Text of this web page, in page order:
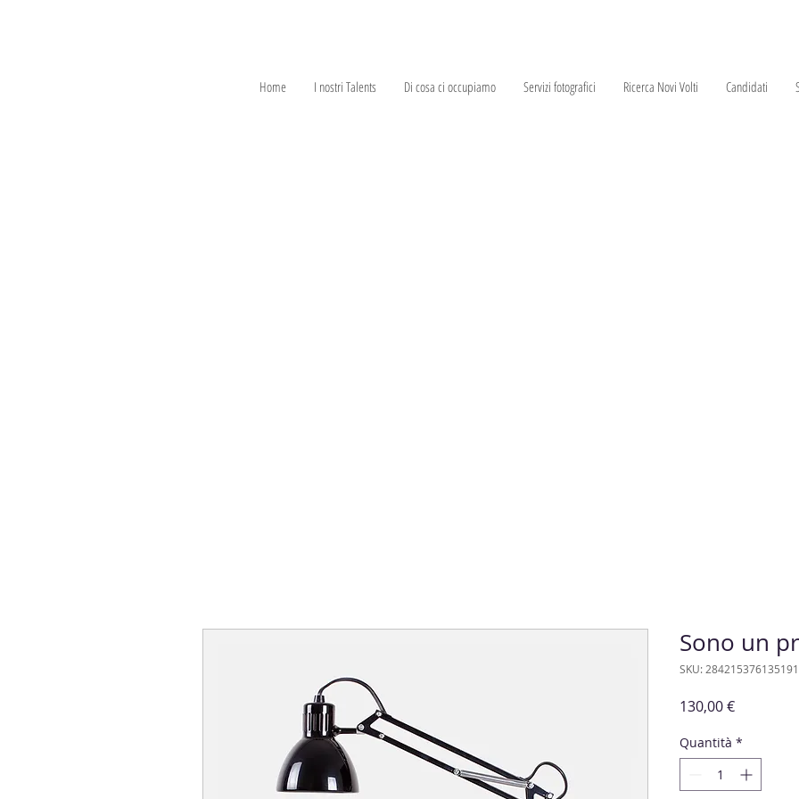
Home I nostri Talents Di cosa ci occupiamo Servizi fotografici Ricerca Novi Volti Candidati
Sono un
SKU: 284215376135191
130,00 €Prezzo
Quantità *